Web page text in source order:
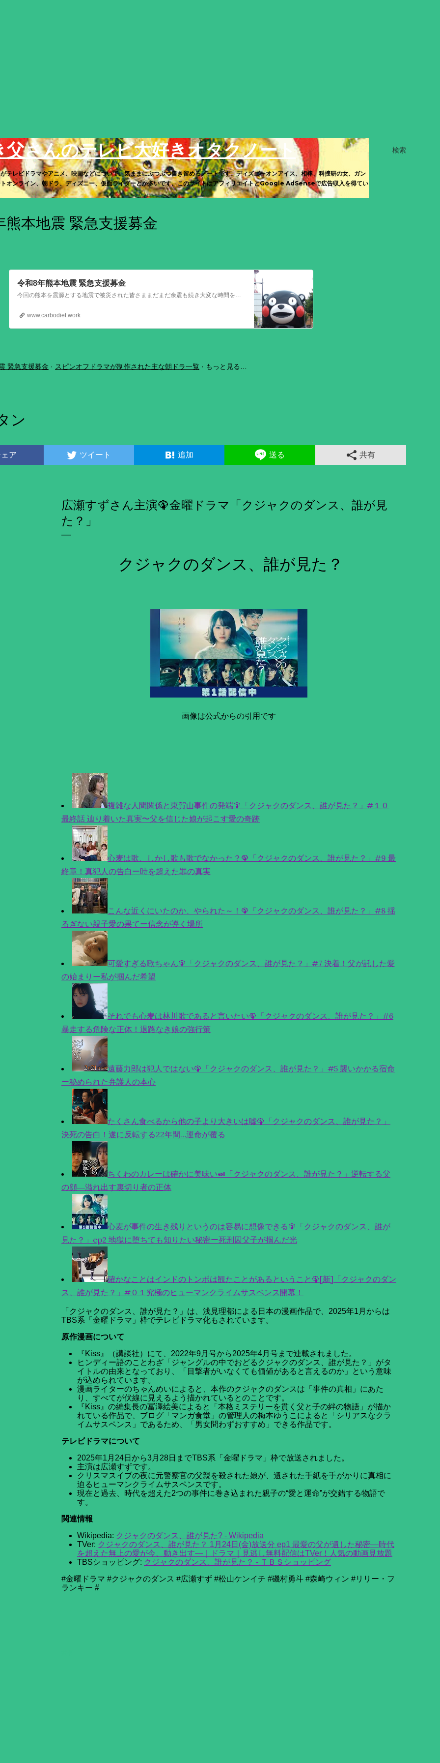
検索
父さんのテレビ大好きオタクノート
テレビドラマやアニメ、映画などについて、気ままにぶつぶつ書き留めるノートです。ディズニーオンアイス、相棒、科捜研の女、ガン
オンライン、朝ドラ、ディズニー、仮面ライダーとか多いです。このサイトはアフィリエイトとGoogle AdSenseで広告収入を得てい
熊本地震 緊急支援募金
令和8年熊本地震 緊急支援募金
今回の熊本を震源とする地震で被災された皆さままだまだ余震も続き大変な時間を過ごされていると思います。心よりお見舞い申し上げます
www.carbodiet.work
緊急支援募金 スピンオフドラマが制作された主な朝ドラ一覧 もっと見る…
ン
ア ツイート 追加 送る 共有
広瀬すずさん主演🦚金曜ドラマ「クジャクのダンス、誰が見
た？」
クジャクのダンス、誰が見た？
画像は公式からの引用です
複雑な人間関係と東賀山事件の発端🦚「クジャクのダンス、誰が見た？」#１０
最終話 辿り着いた真実〜父を信じた娘が起こす愛の奇跡
心麦は歌、しかし歌も歌でなかった？🦚「クジャクのダンス、誰が見た？」#9 最
終章！真犯人の告白ー時を超えた罪の真実
こんな近くにいたのか、やられた～！🦚「クジャクのダンス、誰が見た？」#8 揺
るぎない親子愛の果てー信念が導く場所
可愛すぎる歌ちゃん🦚「クジャクのダンス、誰が見た？」#7 決着！父が託した愛
の始まりー私が掴んだ希望
それでも心麦は林川歌であると言いたい🦚「クジャクのダンス、誰が見た？」#6
暴走する危険な正体！退路なき娘の強行策
遠藤力郎は犯人ではない🦚「クジャクのダンス、誰が見た？」#5 襲いかかる宿命
ー秘められた弁護人の本心
たくさん食べるから他の子より大きいは嘘🦚「クジャクのダンス、誰が見た？」
決死の告白！遂に反転する22年間…運命が覆る
ちくわのカレーは確かに美味い🍛「クジャクのダンス、誰が見た？」逆転する父
の顔―溢れ出す裏切り者の正体
心麦が事件の生き残りというのは容易に想像できる🦚「クジャクのダンス、誰が
見た？」ep2 地獄に堕ちても知りたい秘密ー死刑囚父子が掴んだ光
確かなことはインドのトンボは観たことがあるということ🦚[新]「クジャクのダン
ス、誰が見た？」#０１究極のヒューマンクライムサスペンス開幕！
「クジャクのダンス、誰が見た？」は、浅見理都による日本の漫画作品で、2025年1月からは
TBS系「金曜ドラマ」枠でテレビドラマ化もされています。
原作漫画について
『Kiss』（講談社）にて、2022年9月号から2025年4月号まで連載されました。
ヒンディー語のことわざ「ジャングルの中でおどるクジャクのダンス、誰が見た？」がタ
イトルの由来となっており、「目撃者がいなくても価値があると言えるのか」という意味
が込められています。
漫画ライターのちゃんめいによると、本作のクジャクのダンスは「事件の真相」にあた
り、すべてが伏線に見えるよう描かれているとのことです。
『Kiss』の編集長の冨澤絵美によると「本格ミステリーを貫く父と子の絆の物語」が描か
れている作品で、ブログ「マンガ食堂」の管理人の梅本ゆうこによると「シリアスなクラ
イムサスペンス」であるため、「男女問わずおすすめ」できる作品です。
テレビドラマについて
2025年1月24日から3月28日までTBS系「金曜ドラマ」枠で放送されました。
主演は広瀬すずです。
クリスマスイブの夜に元警察官の父親を殺された娘が、遺された手紙を手がかりに真相に
迫るヒューマンクライムサスペンスです。
現在と過去、時代を超えた2つの事件に巻き込まれた親子の“愛と運命”が交錯する物語で
す。
関連情報
Wikipedia: クジャクのダンス、誰が見た? - Wikipedia
TVer: クジャクのダンス、誰が見た？ 1月24日(金)放送分 ep1 最愛の父が遺した秘密―時代
を超えた無上の愛が今、動き出す―｜ドラマ｜見逃し無料配信はTVer！人気の動画見放題
TBSショッピング: クジャクのダンス、誰が見た？ - ＴＢＳショッピング
#金曜ドラマ #クジャクのダンス #広瀬すず #松山ケンイチ #磯村勇斗 #森崎ウィン #リリー・フ
ランキー #